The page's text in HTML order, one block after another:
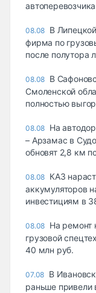
08.08 В
фирма по
после полутора
08.08 В
Смоленской
полностью
08.08 На
– Арзамас в
обновят 2,8 км
08.08 КАЗ
аккумуляторов
инвестициям в
08.08 На ремонт
грузовой
40 млн руб.
07.08 В
раньше привели